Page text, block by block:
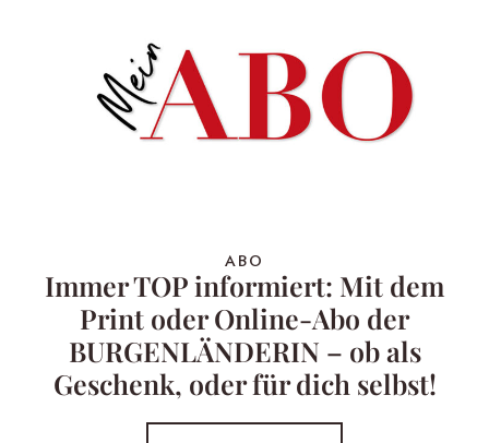
ABO
Immer TOP informiert: Mit dem
Print oder Online-Abo der
BURGENLÄNDERIN – ob als
Geschenk, oder für dich selbst!